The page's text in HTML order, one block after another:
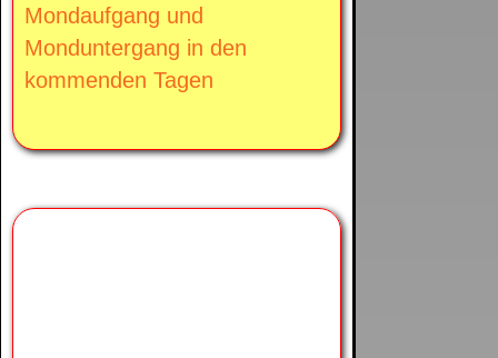
Mondaufgang und
Monduntergang in den
kommenden Tagen